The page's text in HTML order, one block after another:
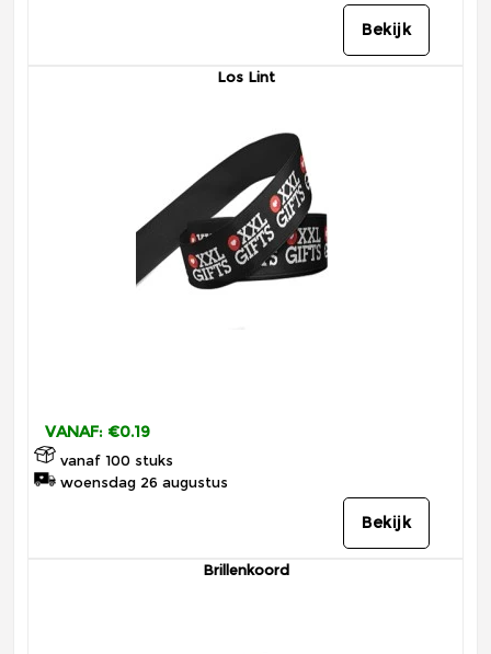
Bekijk
Los Lint
VANAF: €0.19
vanaf 100 stuks
woensdag 26 augustus
Bekijk
Brillenkoord